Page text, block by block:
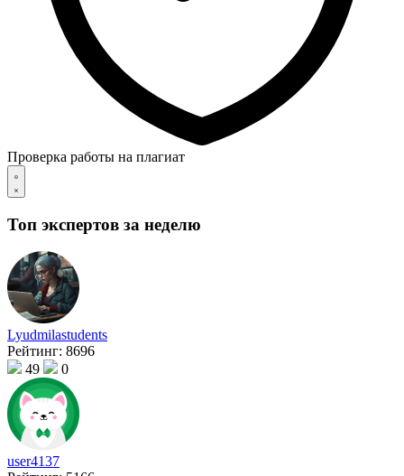
Проверка работы на плагиат
Топ экспертов за неделю
Lyudmilastudents
Рейтинг: 8696
49
0
user4137